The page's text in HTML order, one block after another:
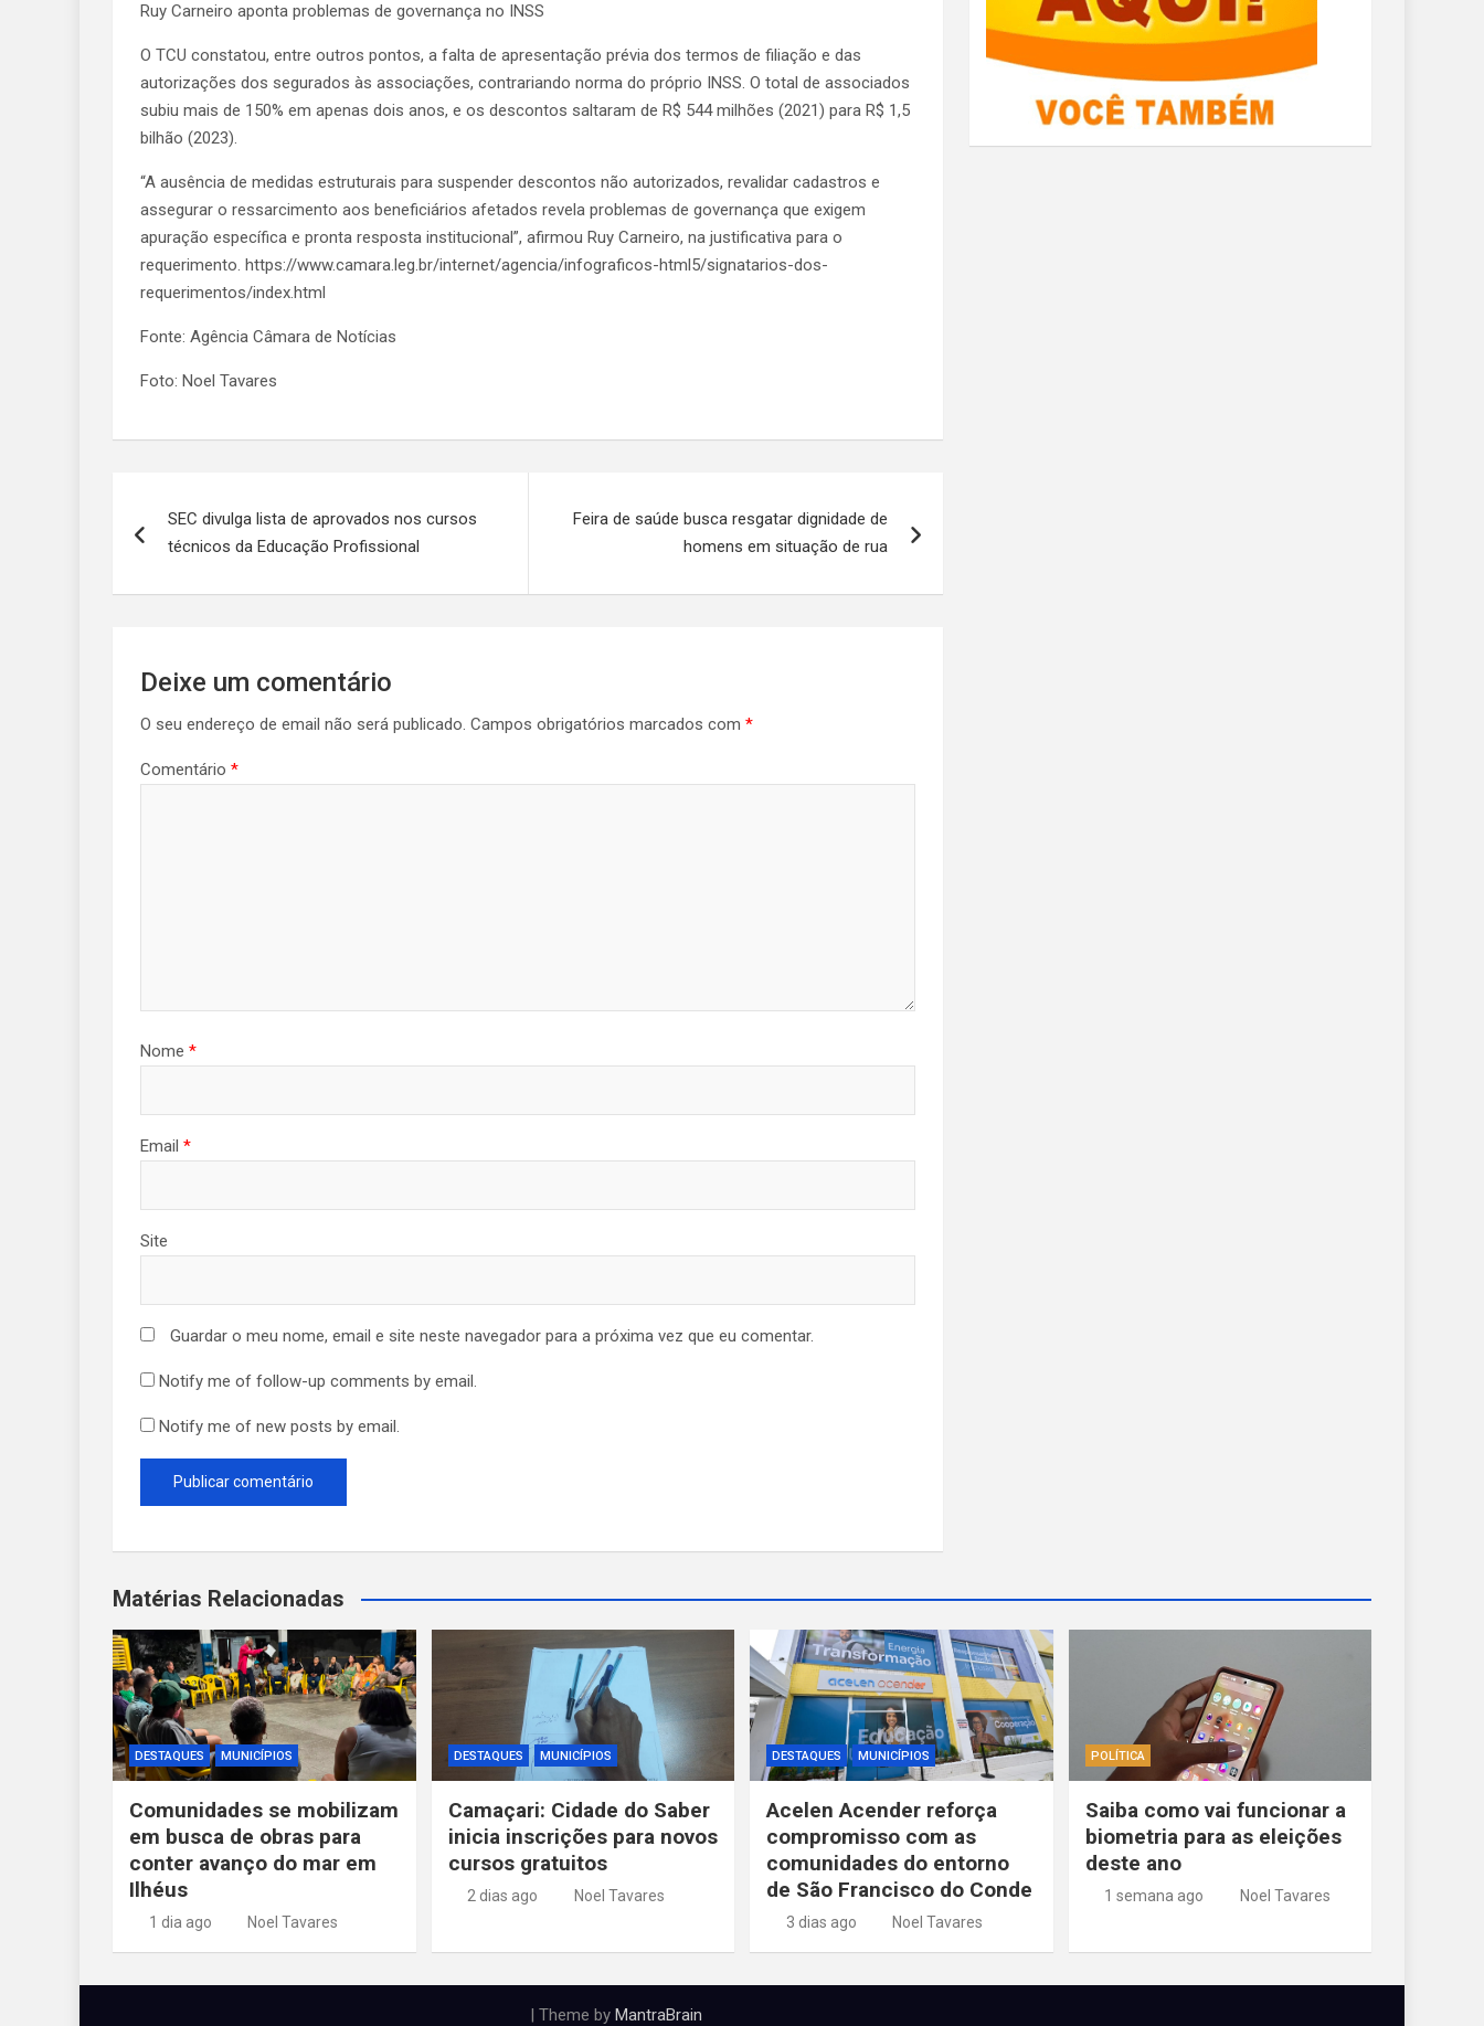
Ruy Carneiro aponta problemas de governança no INSS
O TCU constatou, entre outros pontos, a falta de apresentação prévia dos termos de filiação e das
autorizações dos segurados às associações, contrariando norma do próprio INSS. O total de associados
subiu mais de 150% em apenas dois anos, e os descontos saltaram de R$ 544 milhões (2021) para R$ 1,5
bilhão (2023).
“A ausência de medidas estruturais para suspender descontos não autorizados, revalidar cadastros e
assegurar o ressarcimento aos beneficiários afetados revela problemas de governança que exigem
apuração específica e pronta resposta institucional”, afirmou Ruy Carneiro, na justificativa para o
requerimento. https://www.camara.leg.br/internet/agencia/infograficos-html5/signatarios-dos-
requerimentos/index.html
Fonte: Agência Câmara de Notícias
Foto: Noel Tavares
de
artigos
SEC divulga lista de aprovados nos cursos
técnicos da Educação Profissional
Feira de saúde busca resgatar dignidade de
homens em situação de rua
Deixe um comentário
O seu endereço de email não será publicado. Campos obrigatórios marcados com *
Comentário *
Nome *
Email *
Site
Guardar o meu nome, email e site neste navegador para a próxima vez que eu comentar.
Notify me of follow-up comments by email.
Notify me of new posts by email.
Matérias Relacionadas
DESTAQUES MUNICÍPIOS
Comunidades se mobilizam
em busca de obras para
conter avanço do mar em
Ilhéus
1 dia ago Noel Tavares
DESTAQUES MUNICÍPIOS
Camaçari: Cidade do Saber
inicia inscrições para novos
cursos gratuitos
2 dias ago Noel Tavares
DESTAQUES MUNICÍPIOS
Acelen Acender reforça
compromisso com as
comunidades do entorno
de São Francisco do Conde
3 dias ago Noel Tavares
POLÍTICA
Saiba como vai funcionar a
biometria para as eleições
deste ano
1 semana ago Noel Tavares
| Theme by MantraBrain